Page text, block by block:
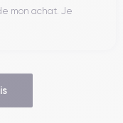
mon achat. Je